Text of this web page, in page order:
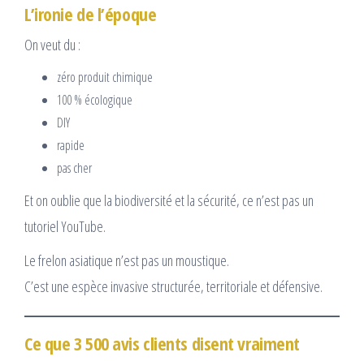
L’ironie de l’époque
On veut du :
zéro produit chimique
100 % écologique
DIY
rapide
pas cher
Et on oublie que la biodiversité et la sécurité, ce n’est pas un
tutoriel YouTube.
Le frelon asiatique n’est pas un moustique.
C’est une espèce invasive structurée, territoriale et défensive.
Ce que 3 500 avis clients disent vraiment